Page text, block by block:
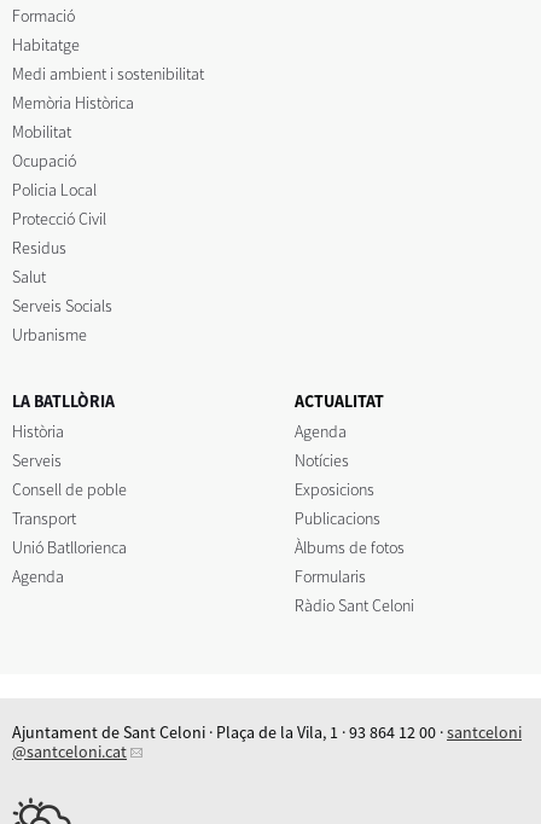
Formació
Habitatge
Medi ambient i sostenibilitat
Memòria Històrica
Mobilitat
Ocupació
Policia Local
Protecció Civil
Residus
Salut
Serveis Socials
Urbanisme
LA BATLLÒRIA
Història
Serveis
Consell de poble
Transport
Unió Batllorienca
Agenda
ACTUALITAT
Agenda
Notícies
Exposicions
Publicacions
Àlbums de fotos
Formularis
Ràdio Sant Celoni
Ajuntament de Sant Celoni · Plaça de la Vila, 1 · 93 864 12 00 ·santceloni
@santceloni.cat